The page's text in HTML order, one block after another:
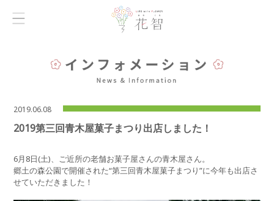
2019.06.08
2019第三回青木屋菓子まつり出店しました！
6月8日(土)、ご近所の老舗お菓子屋さんの青木屋さん。
郷土の森公園で開催された“第三回青木屋菓子まつり”に今年も出店さ
せていただきました！